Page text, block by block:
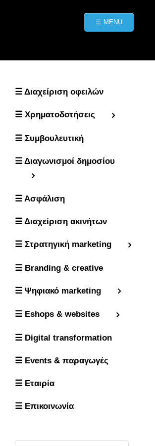
☰ MENU
☰ Διαχείριση οφειλών
☰ Χρηματοδοτήσεις
☰ Συμβουλευτική
☰ Διαγωνισμοί δημοσίου
☰ Ασφάλιση
☰ Διαχείριση ακινήτων
☰ Στρατηγική marketing
☰ Branding & creative
☰ Ψηφιακό marketing
☰ Eshops & websites
☰ Digital transformation
☰ Events & παραγωγές
☰ Εταιρία
☰ Επικοινωνία